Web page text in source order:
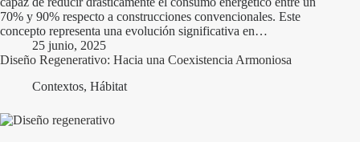
70% y 90% respecto a construcciones convencionales. Este
concepto representa una evolución significativa en…
25 junio, 2025
Diseño Regenerativo: Hacia una Coexistencia Armoniosa
Contextos, Hábitat